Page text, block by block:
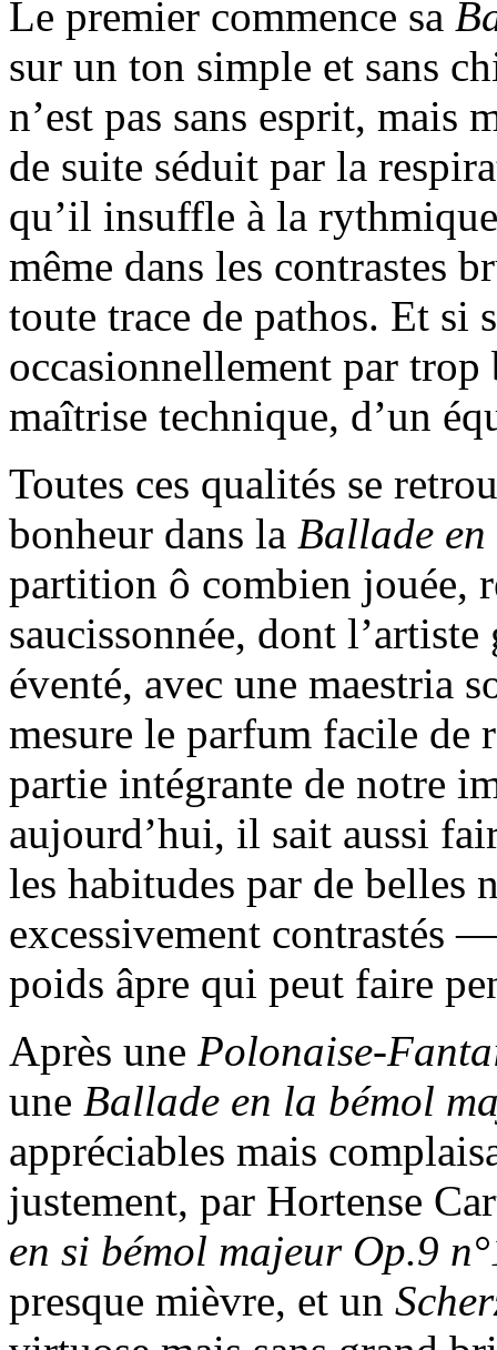
Le premier commence sa
sur un ton simple et sans
n’est pas sans esprit, mais
de suite séduit par la
qu’il insuffle à la
même dans les contrastes
toute trace de pathos. Et si
occasionnellement par
maîtrise technique, d’un
Toutes ces qualités se
bonheur dans la Ballade
partition ô combien jouée,
saucissonnée, dont l’artiste
éventé, avec une maestria
mesure le parfum facile de
partie intégrante de notre
aujourd’hui, il sait aussi
les habitudes par de belles
excessivement contrastés
poids âpre qui peut faire
Après une Polonaise-
une Ballade en la bémol
appréciables mais
justement, par Hortense
en si bémol majeur Op.9
presque mièvre, et un